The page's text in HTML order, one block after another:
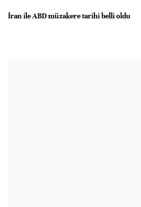
İran ile ABD müzakere tarihi belli oldu